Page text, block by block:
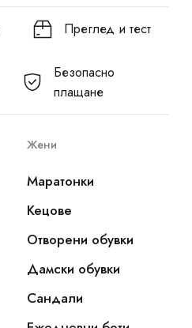
Преглед и тест
Безопасно
плащане
Жени
Маратонки
Кецове
Отворени обувки
Дамски обувки
Сандали